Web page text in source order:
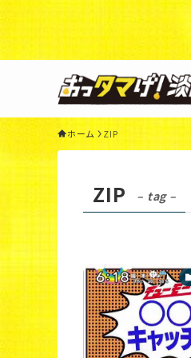
: Undefined
ホーム ZIP
ZIP – tag –